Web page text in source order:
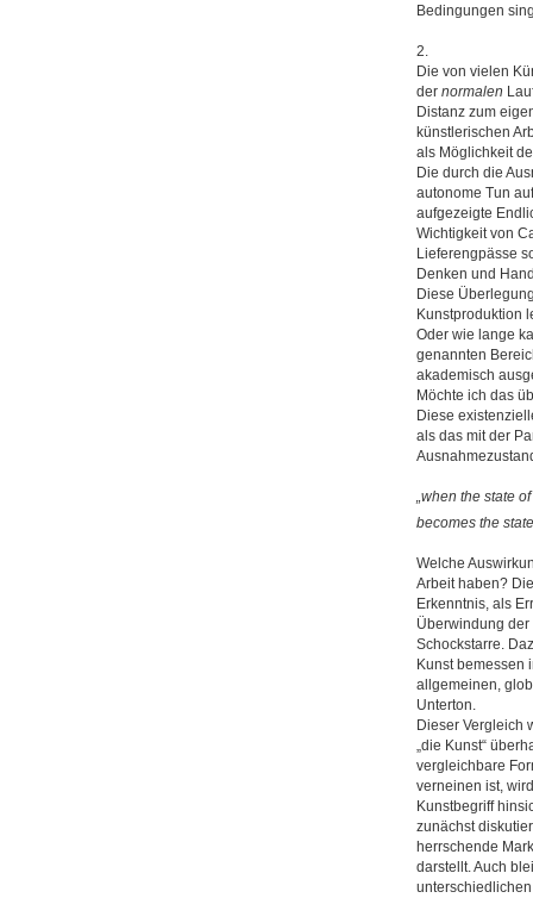
Bedingungen
2.
Die von vielen
der normalen
Distanz zum
künstlerischen
als Möglichkeit
Die durch die
autonome Tun
aufgezeigte
Wichtigkeit von
Lieferengpässe
Denken und
Diese
Kunstproduktion
Oder wie lange
genannten
akademisch
Möchte ich das
Diese
als das mit der
„when the state
becomes the
Welche
Arbeit haben?
Erkenntnis, als
Überwindung der
Schockstarre.
Kunst bemessen
allgemeinen,
Unterton.
Dieser Vergleich
„die Kunst“
vergleichbare
verneinen ist,
Kunstbegriff
zunächst
herrschende
darstellt. Auch